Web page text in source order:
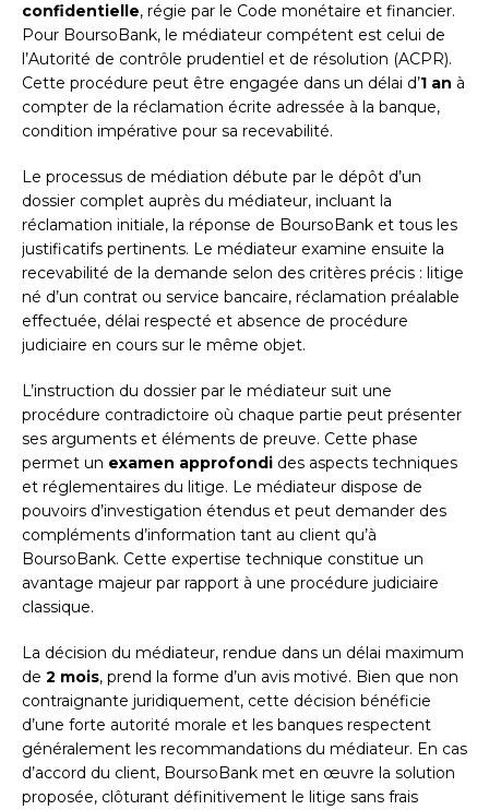
confidentielle, régie par le Code monétaire et financier.
Pour BoursoBank, le médiateur compétent est celui de
l’Autorité de contrôle prudentiel et de résolution (ACPR).
Cette procédure peut être engagée dans un délai d’1 an à
compter de la réclamation écrite adressée à la banque,
condition impérative pour sa recevabilité.
Le processus de médiation débute par le dépôt d’un
dossier complet auprès du médiateur, incluant la
réclamation initiale, la réponse de BoursoBank et tous les
justificatifs pertinents. Le médiateur examine ensuite la
recevabilité de la demande selon des critères précis : litige
né d’un contrat ou service bancaire, réclamation préalable
effectuée, délai respecté et absence de procédure
judiciaire en cours sur le même objet.
L’instruction du dossier par le médiateur suit une
procédure contradictoire où chaque partie peut présenter
ses arguments et éléments de preuve. Cette phase
permet un examen approfondi des aspects techniques
et réglementaires du litige. Le médiateur dispose de
pouvoirs d’investigation étendus et peut demander des
compléments d’information tant au client qu’à
BoursoBank. Cette expertise technique constitue un
avantage majeur par rapport à une procédure judiciaire
classique.
La décision du médiateur, rendue dans un délai maximum
de 2 mois, prend la forme d’un avis motivé. Bien que non
contraignante juridiquement, cette décision bénéficie
d’une forte autorité morale et les banques respectent
généralement les recommandations du médiateur. En cas
d’accord du client, BoursoBank met en œuvre la solution
proposée, clôturant définitivement le litige sans frais